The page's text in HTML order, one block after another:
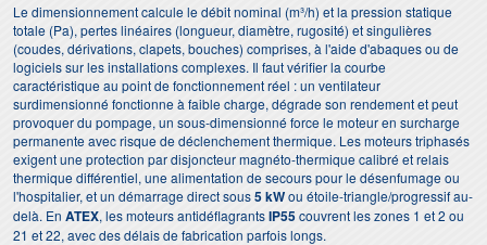
Le dimensionnement calcule le débit nominal (m³/h) et la pression statique
totale (Pa), pertes linéaires (longueur, diamètre, rugosité) et singulières
(coudes, dérivations, clapets, bouches) comprises, à l'aide d'abaques ou de
logiciels sur les installations complexes. Il faut vérifier la courbe
caractéristique au point de fonctionnement réel : un ventilateur
surdimensionné fonctionne à faible charge, dégrade son rendement et peut
provoquer du pompage, un sous-dimensionné force le moteur en surcharge
permanente avec risque de déclenchement thermique. Les moteurs triphasés
exigent une protection par disjoncteur magnéto-thermique calibré et relais
thermique différentiel, une alimentation de secours pour le désenfumage ou
l'hospitalier, et un démarrage direct sous5 kWou étoile-triangle/progressif au-
delà. En ATEX, les moteurs antidéflagrantsIP55couvrent les zones 1 et 2 ou
21 et 22, avec des délais de fabrication parfois longs.